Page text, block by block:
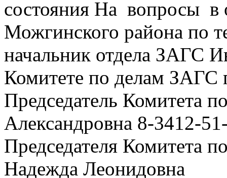
состояния На вопросы
Можгинского района по
начальник отдела ЗАГС
Комитете по делам ЗАГС
Председатель Комитета
Александровна 8-3412-
Председателя Комитета
Надежда Леонидовна